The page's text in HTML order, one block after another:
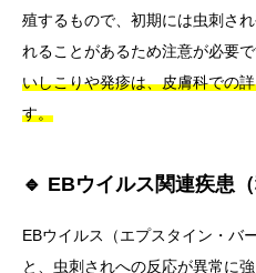
殖するもので、初期には虫刺さ
れることがあるため注意が必要で
いしこりや発疹は、皮膚科での
す。
🔹 EBウイルス関連疾患（
EBウイルス（エプスタイン・バ
と、虫刺されへの反応が異常に